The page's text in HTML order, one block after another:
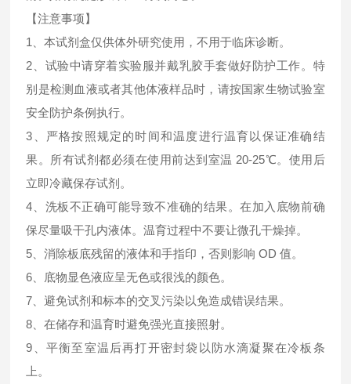
【注意事项】
1、本试剂盒仅供体外研究使用，不用于临床诊断。
2、试验中请穿着实验服并戴乳胶手套做好防护工作。特
别是检测血液或者其他体液样品时，请按国家生物试验室
安全防护条例执行。
3、严格按照规定的时间和温度进行温育以保证准确结
果。所有试剂都必须在使用前达到室温 20-25℃。使用后
立即冷藏保存试剂。
4、洗板不正确可能导致不准确的结果。在加入底物前确
保尽量吸干孔内液体。温育过程中不要让微孔干燥掉。
5、消除板底残留的液体和手指印，否则影响 OD 值。
6、底物显色液应呈无色或很浅的颜色。
7、避免试剂和标本的交叉污染以免造成错误结果。
8、在储存和温育时避免强光直接照射。
9、平衡至室温后再打开密封袋以防水滴凝聚在冷板条
上。